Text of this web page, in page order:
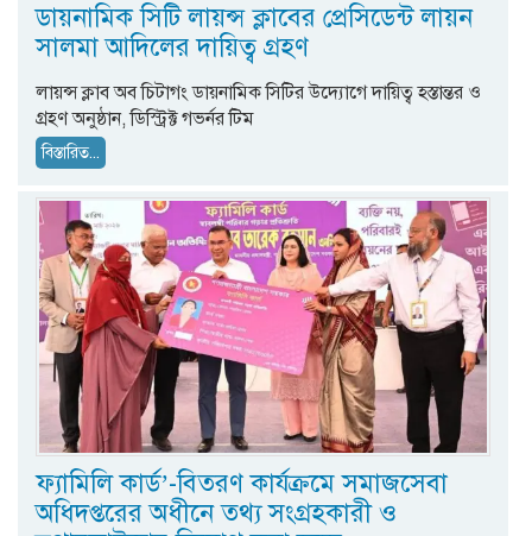
ডায়নামিক সিটি লায়ন্স ক্লাবের প্রেসিডেন্ট লায়ন
সালমা আদিলের দায়িত্ব গ্রহণ
লায়ন্স ক্লাব অব চিটাগং ডায়নামিক সিটির উদ্যোগে দায়িত্ব হস্তান্তর ও
গ্রহণ অনুষ্ঠান, ডিস্ট্রিক্ট গভর্নর টিম
বিস্তারিত...
ফ্যামিলি কার্ড’-বিতরণ কার্যক্রমে সমাজসেবা
অধিদপ্তরের অধীনে তথ্য সংগ্রহকারী ও